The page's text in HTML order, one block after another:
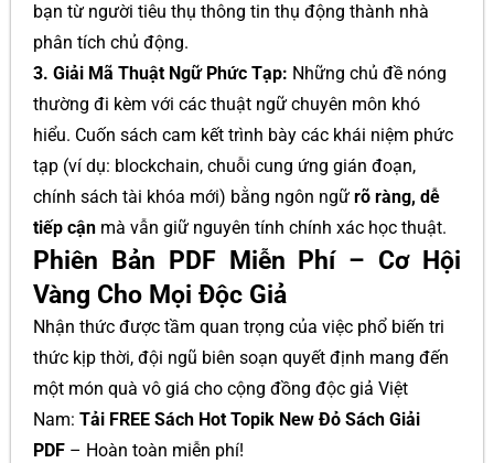
bạn từ người tiêu thụ thông tin thụ động thành nhà
phân tích chủ động.
3. Giải Mã Thuật Ngữ Phức Tạp: Những chủ đề nóng
thường đi kèm với các thuật ngữ chuyên môn khó
hiểu. Cuốn sách cam kết trình bày các khái niệm phức
tạp (ví dụ: blockchain, chuỗi cung ứng gián đoạn,
chính sách tài khóa mới) bằng ngôn ngữ rõ ràng, dễ
tiếp cận mà vẫn giữ nguyên tính chính xác học thuật.
Phiên Bản PDF Miễn Phí – Cơ Hội
Vàng Cho Mọi Độc Giả
Nhận thức được tầm quan trọng của việc phổ biến tri
thức kịp thời, đội ngũ biên soạn quyết định mang đến
một món quà vô giá cho cộng đồng độc giả Việt
Nam: Tải FREE Sách Hot Topik New Đỏ Sách Giải
PDF – Hoàn toàn miễn phí!